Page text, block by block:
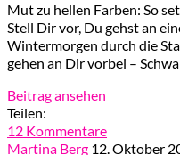
Mut zu hellen Farben: So
Stell Dir vor, Du gehst an
Wintermorgen durch die
gehen an Dir vorbei –
Beitrag ansehen
Teilen:
12 Kommentare
Martina Berg 12. Oktober